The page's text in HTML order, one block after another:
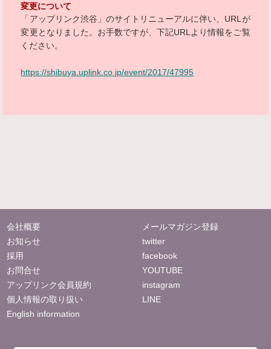
変更について
「アップリンク渋谷」のサイトリニューアルに伴い、URLが
変更となりました。お手数ですが、下記URLより情報をご覧
ください。
https://shibuya.uplink.co.jp/event/2017/47995
会社概要
お知らせ
採用
お問合せ
アップリンク会員規約
個人情報の取り扱い
English information
メールマガジン登録
twitter
facebook
YOUTUBE
instagram
LINE